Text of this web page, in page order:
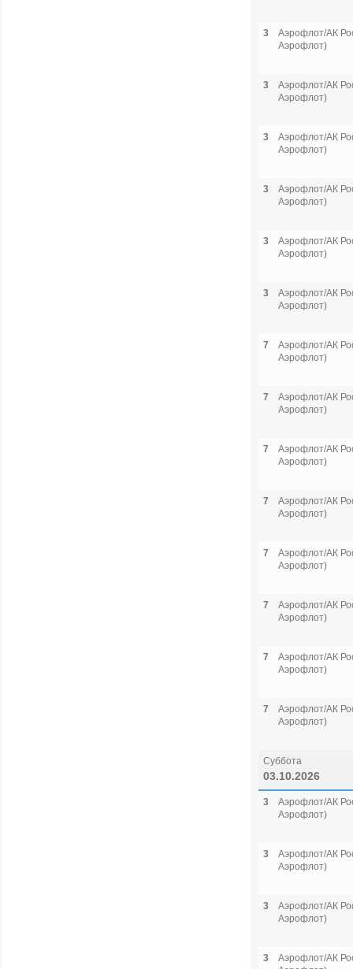
3
Аэрофлот/АК
Аэрофлот)
3
Аэрофлот/АК
Аэрофлот)
3
Аэрофлот/АК
Аэрофлот)
3
Аэрофлот/АК
Аэрофлот)
3
Аэрофлот/АК
Аэрофлот)
3
Аэрофлот/АК
Аэрофлот)
7
Аэрофлот/АК
Аэрофлот)
7
Аэрофлот/АК
Аэрофлот)
7
Аэрофлот/АК
Аэрофлот)
7
Аэрофлот/АК
Аэрофлот)
7
Аэрофлот/АК
Аэрофлот)
7
Аэрофлот/АК
Аэрофлот)
7
Аэрофлот/АК
Аэрофлот)
7
Аэрофлот/АК
Аэрофлот)
Суббота
03.10.2026
3
Аэрофлот/АК
Аэрофлот)
3
Аэрофлот/АК
Аэрофлот)
3
Аэрофлот/АК
Аэрофлот)
3
Аэрофлот/АК